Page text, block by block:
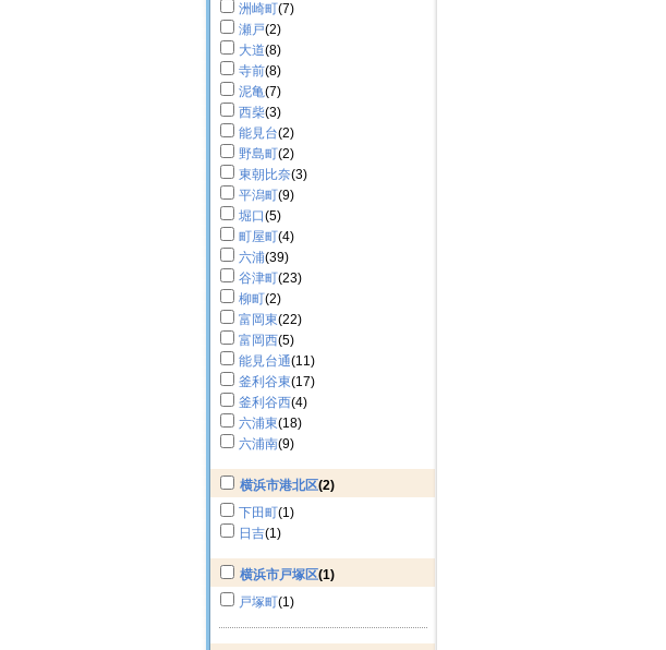
洲崎町(7)
瀬戸(2)
大道(8)
寺前(8)
泥亀(7)
西柴(3)
能見台(2)
野島町(2)
東朝比奈(3)
平潟町(9)
堀口(5)
町屋町(4)
六浦(39)
谷津町(23)
柳町(2)
富岡東(22)
富岡西(5)
能見台通(11)
釜利谷東(17)
釜利谷西(4)
六浦東(18)
六浦南(9)
横浜市港北区(2)
下田町(1)
日吉(1)
横浜市戸塚区(1)
戸塚町(1)